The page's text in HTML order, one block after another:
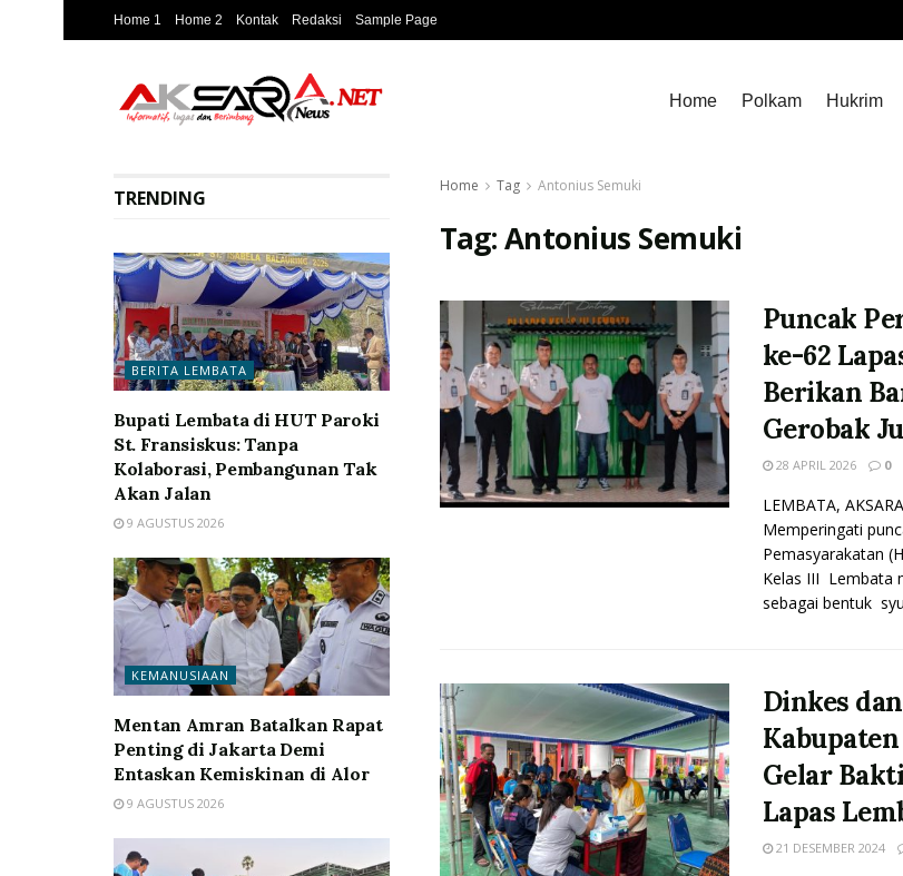
Home 1 Home 2 Kontak Redaksi Sample Page
Home Polkam Hukrim
Home Tag Antonius Semuki
Tag:Antonius Semuki
Puncak
ke-62
Berikan
Gerobak
28 APRIL 2026 0
LEMBATA,
Memperingati
Pemasyarakatan
Kelas III Lembata
sebagai bentuk
Dinkes
Gelar
Lapas
21 DESEMBER 2024
TRENDING
BERITA LEMBATA
Bupati Lembata di HUT Paroki
St. Fransiskus: Tanpa
Kolaborasi, Pembangunan Tak
Akan Jalan
9 AGUSTUS 2026
KEMANUSIAAN
Mentan Amran Batalkan Rapat
Penting di Jakarta Demi
Entaskan Kemiskinan di Alor
9 AGUSTUS 2026